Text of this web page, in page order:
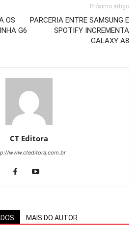
OS
G6
Próximo artigo
PARCERIA ENTRE SAMSUNG E
SPOTIFY INCREMENTA
GALAXY A8
CT Editora
www.cteditora.com.br
MAIS DO AUTOR